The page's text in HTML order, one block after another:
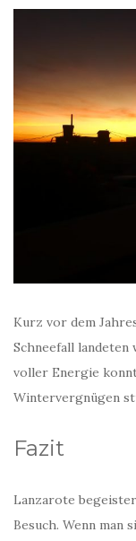
Kurz vor dem
Schneefall
voller Energie
Wintervergnügen
Fazit
Lanzarote
Besuch. Wenn man